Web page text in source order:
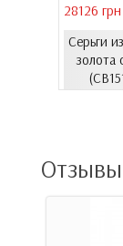
28126 грн
Серьги
золота
Отзывы